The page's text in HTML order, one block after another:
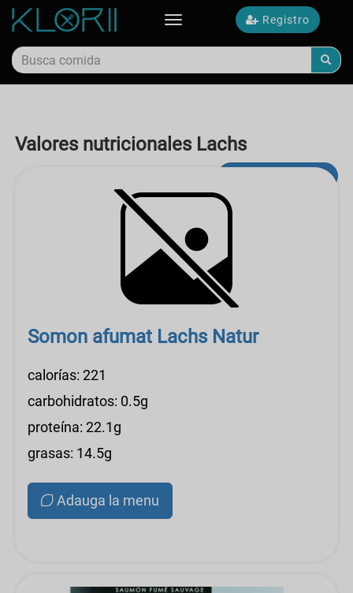
Registro
Toggle
Valores nutricionales Lachs
Somon afumat Lachs Natur
calorías: 221
carbohidratos: 0.5g
proteína: 22.1g
grasas: 14.5g
Adauga la menu